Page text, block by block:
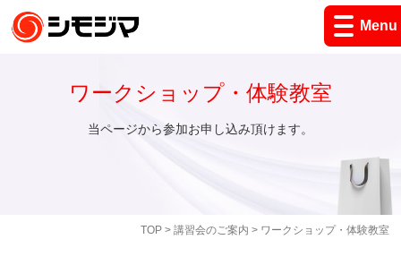
Menu
TOP> 講習会のご案内 > ワークショップ・体験教室
ワークショップ・体験教室
当ページから参加お申し込み頂けます。